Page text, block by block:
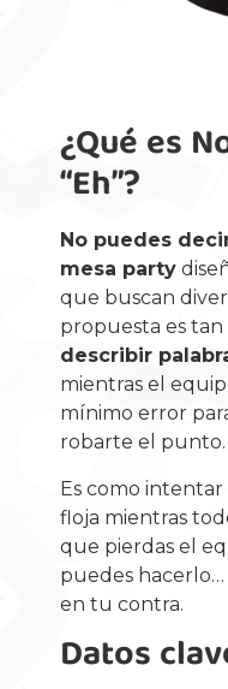
¿Qué es
“Eh”?
No puedes
mesa party
que buscan
propuesta es tan
describir
mientras el
mínimo error
robarte el punto.
Es como
floja mientras
que pierdas el
puedes
en tu contra.
Datos